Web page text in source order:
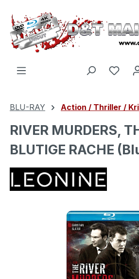
Zum Hauptinhalt springen
Du
BLU-RAY Action / Thriller /
RIVER MURDERS,
BLUTIGE RACHE
Bildergalerie überspringen